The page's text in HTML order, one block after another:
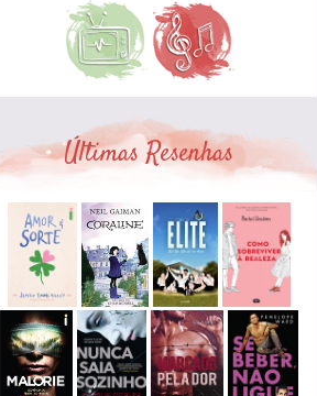
Últimas Resenhas